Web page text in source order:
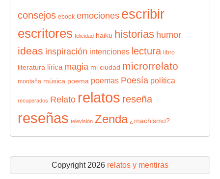
consejos ebook emociones escribir
escritores felicidad haiku historias humor
ideas inspiración intenciones lectura libro
literatura lírica magia mi ciudad microrrelato
montaña música poema poemas Poesía política
recuperados Relato relatos reseña
reseñas televisión Zenda ¿machismo?
Copyright 2026 relatos y mentiras